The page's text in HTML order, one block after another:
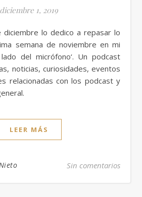
diciembre 1, 2019
semana de noviembre en mi
del micrófono‘. Un podcast
noticias, curiosidades, eventos
relacionadas con los podcast y
LEER MÁS
Sin comentarios